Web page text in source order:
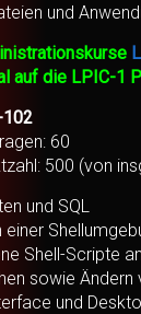
und
auf die LPIC-1
60
500 (von
und SQL
einer
Shell-Scripte
sowie Ändern
und